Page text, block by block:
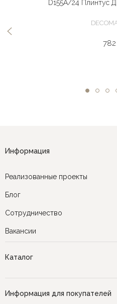
D155A/24 Плинтус
Информация
Реализованные проекты
Блог
Сотрудничество
Вакансии
Каталог
Информация для покупателей